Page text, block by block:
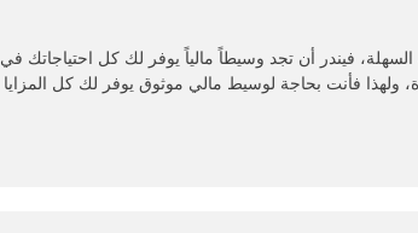
فيندر أن تجد وسيطاً مالياً يوفر لك كل احتياجاتك في
ولهذا فأنت بحاجة لوسيط مالي موثوق يوفر لك كل المزايا